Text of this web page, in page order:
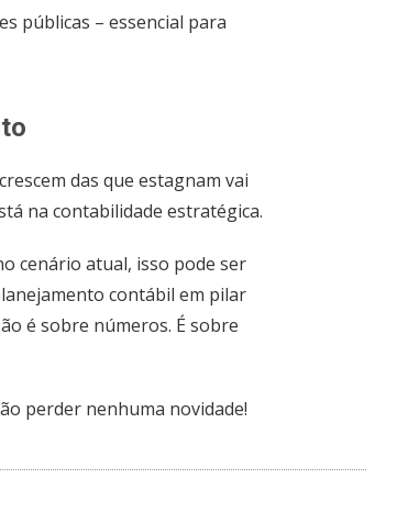
públicas – essencial para
das que estagnam vai
na contabilidade estratégica.
cenário atual, isso pode ser
contábil em pilar
é sobre números. É sobre
perder nenhuma novidade!